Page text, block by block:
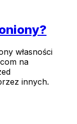
własności
na
innych.